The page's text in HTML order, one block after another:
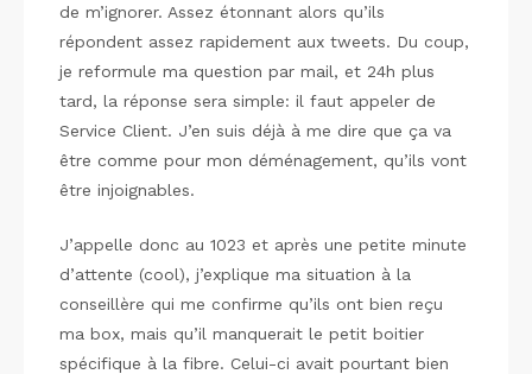
de m’ignorer. Assez étonnant alors qu’ils
répondent assez rapidement aux tweets. Du coup,
je reformule ma question par mail, et 24h plus
tard, la réponse sera simple: il faut appeler de
Service Client. J’en suis déjà à me dire que ça va
être comme pour mon déménagement, qu’ils vont
être injoignables.
J’appelle donc au 1023 et après une petite minute
d’attente (cool), j’explique ma situation à la
conseillère qui me confirme qu’ils ont bien reçu
ma box, mais qu’il manquerait le petit boitier
spécifique à la fibre. Celui-ci avait pourtant bien